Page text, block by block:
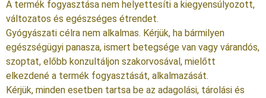
A termék fogyasztása nem helyettesíti a kiegyensúlyozott,
változatos és egészséges étrendet.
Gyógyászati célra nem alkalmas. Kérjük, ha bármilyen
egészségügyi panasza, ismert betegsége van vagy várandós,
szoptat, előbb konzultáljon szakorvosával, mielőtt
elkezdené a termék fogyasztását, alkalmazását.
Kérjük, minden esetben tartsa be az adagolási, tárolási és